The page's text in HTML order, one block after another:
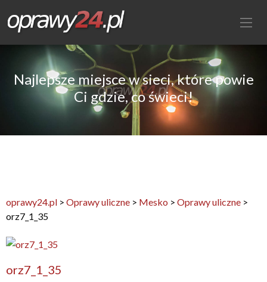
Najlepsze miejsce w sieci, które powie
Ci gdzie, co świeci!
oprawy24.pl > Oprawy uliczne > Mesko > Oprawy uliczne >
orz7_1_35
orz7_1_35